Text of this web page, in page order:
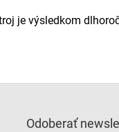
je výsledkom
Odoberať